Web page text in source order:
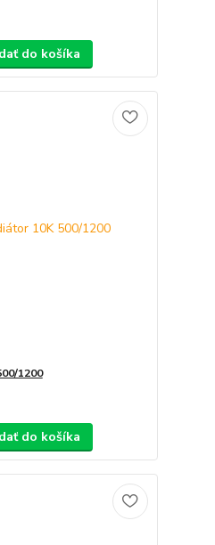
do košíka
1200
do košíka